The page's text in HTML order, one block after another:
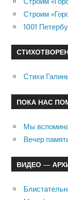
Строим
1001
Стихи
ПОКА НАС
Мы
Вечер
ВИДЕО —